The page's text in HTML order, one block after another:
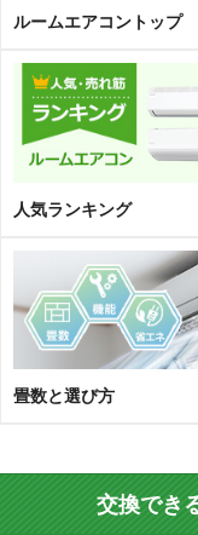
ルームエアコントップ
人気ランキング
畳数と選び方
交換でき